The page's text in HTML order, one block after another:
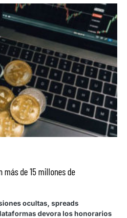
de 15 millones de
ocultas, spreads
devora los honorarios